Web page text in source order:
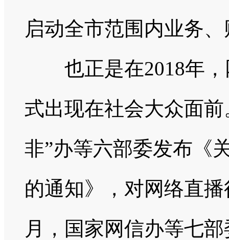
启动全市范围内业务
也正是在2018年，
式出现在社会大众面
非”办等六部委发布《
的通知》，对网络直
月，国家网信办等七